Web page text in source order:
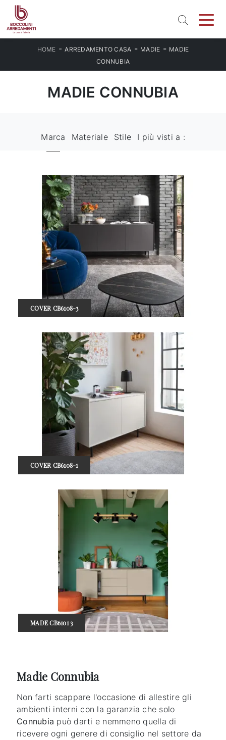
HOME -ARREDAMENTO CASA - MADIE - MADIE
CONNUBIA
MADIE CONNUBIA
Marca Materiale Stile I più visti a :
COVER CB6108-3
COVER CB6108-1
MADE CB6101 3
Madie Connubia
Non farti scappare l'occasione di allestire gli
ambienti interni con la garanzia che solo
Connubia può darti e nemmeno quella di
ricevere ogni genere di consiglio nel settore da